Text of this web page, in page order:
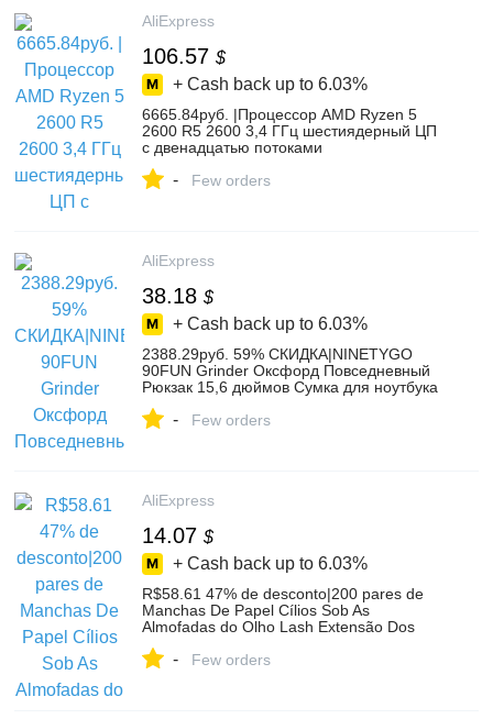
AliExpress
106.57 $
+ Cash back up to 6.03%
6665.84руб. |Процессор AMD Ryzen 5
2600 R5 2600 3,4 ГГц шестиядерный ЦП
с двенадцатью потоками
Компьютер и офис on AliExpress
- Few orders
AliExpress
38.18 $
+ Cash back up to 6.03%
2388.29руб. 59% СКИДКА|NINETYGO
90FUN Grinder Оксфорд Повседневный
Рюкзак 15,6 дюймов Сумка для ноутбука
женщин школы мальчиков девочек-in
- Few orders
AliExpress
14.07 $
+ Cash back up to 6.03%
R$58.61 47% de desconto|200 pares de
Manchas De Papel Cílios Sob As
Almofadas do Olho Lash Extensão Dos
Sticker Wraps Make Up ferramentas-in
- Few orders